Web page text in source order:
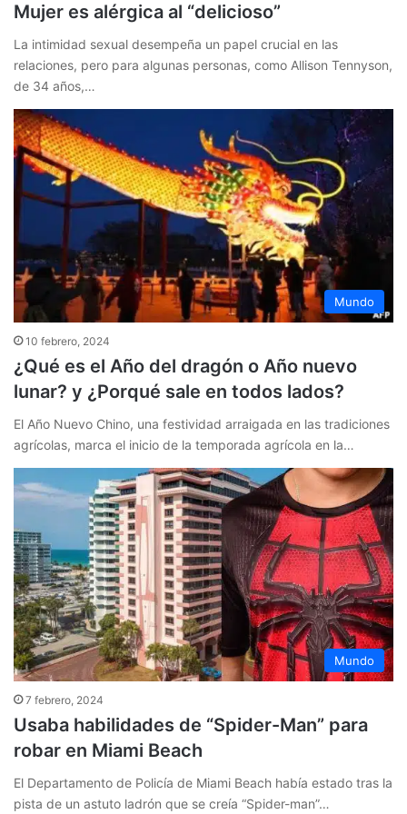
Mujer es alérgica al “delicioso”
La intimidad sexual desempeña un papel crucial en las
relaciones, pero para algunas personas, como Allison Tennyson,
de 34 años,…
Mundo
10 febrero, 2024
¿Qué es el Año del dragón o Año nuevo
lunar? y ¿Porqué sale en todos lados?
El Año Nuevo Chino, una festividad arraigada en las tradiciones
agrícolas, marca el inicio de la temporada agrícola en la…
Mundo
7 febrero, 2024
Usaba habilidades de “Spider-Man” para
robar en Miami Beach
El Departamento de Policía de Miami Beach había estado tras la
pista de un astuto ladrón que se creía “Spider-man”…